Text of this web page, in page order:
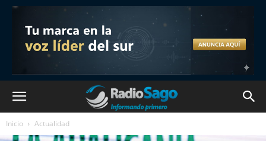
Inicio Actualidad